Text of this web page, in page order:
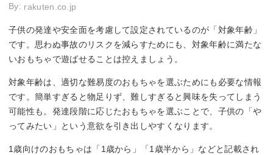
By: rakuten.co.jp
子供の発達や安全面を考慮して設定されているのが「対象年齢」
です。思わぬ事故のリスクを減らすためにも、対象年齢に満たな
いおもちゃで遊ばせることは控えましょう。
対象年齢は、適切な難易度のおもちゃを選ぶためにも必要な情報
です。簡単すぎると物足りず、難しすぎると興味を失ってしまう
可能性も。発達段階に応じたおもちゃを選ぶことで、子供の「や
ってみたい」という意欲を引き出しやすくなります。
1歳向けのおもちゃは「1歳から」「1歳半から」などと記載され